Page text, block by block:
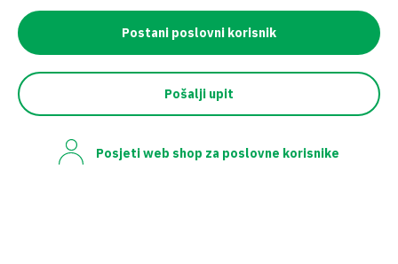
Postani poslovni korisnik
Pošalji upit
Posjeti web shop za poslovne korisnike